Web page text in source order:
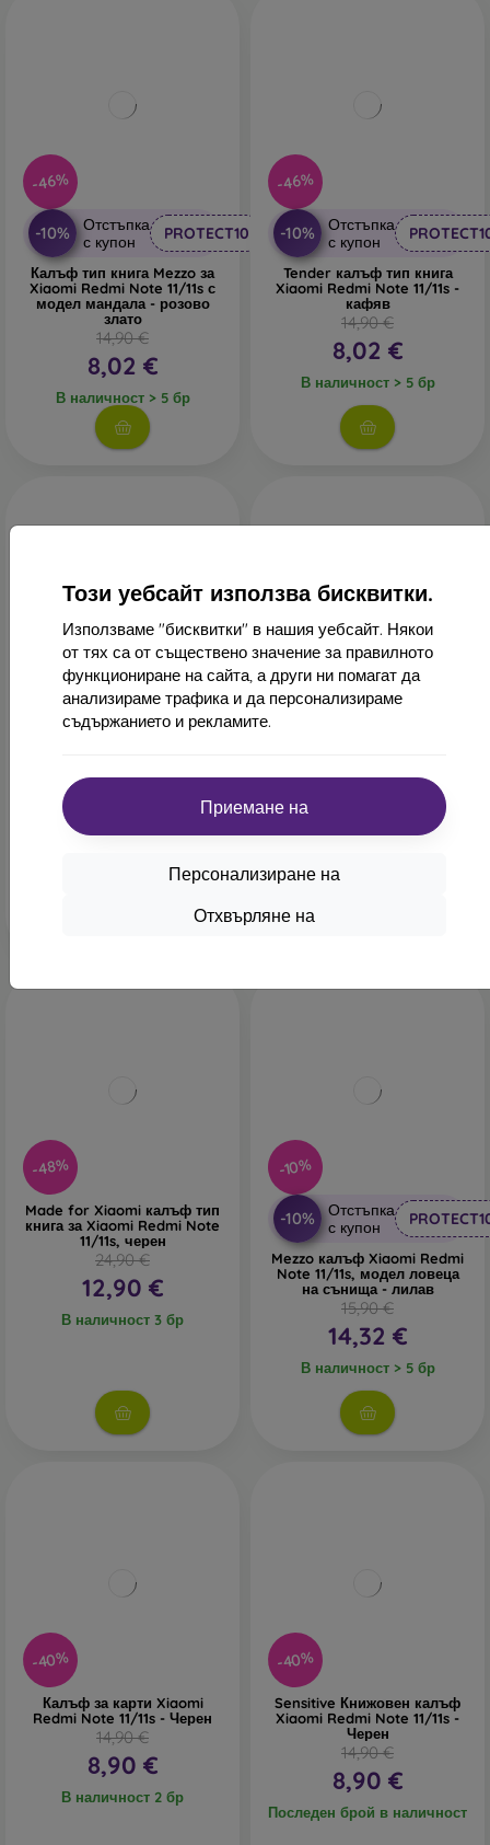
Този уебсайт използва бисквитки.
Използваме "бисквитки" в нашия уебсайт. Някои
от тях са от съществено значение за правилното
функциониране на сайта, а други ни помагат да
анализираме трафика и да персонализираме
съдържанието и рекламите.
Приемане на
Персонализиране на
Отхвърляне на
-46%
-10%
Отстъпка
с купон
PROTECT10
Калъф тип книга Mezzo за
Xiaomi Redmi Note 11/11s с
модел мандала - розово
злато
14,90 €
8,02 €
В наличност > 5 бр
-46%
-10%
Отстъпка
с купон
Tender калъф тип книга
Xiaomi Redmi Note 11/11s -
кафяв
14,90 €
8,02 €
В наличност > 5 бр
-46%
-10%
Отстъпка
с купон
PROTECT10
Xiaomi Redmi Note 11/11s -
8,02 €
В наличност 2 бр
-52%
Xiaomi Redmi Note 11,
7,10 €
В наличност 2 бр
-48%
Made for Xiaomi калъф тип
книга за Xiaomi Redmi Note
11/11s, черен
24,90 €
12,90 €
В наличност 3 бр
-10%
-10%
Отстъпка
с купон
Mezzo калъф Xiaomi Redmi
Note 11/11s, модел ловеца
на сънища - лилав
15,90 €
14,32 €
В наличност > 5 бр
-40%
Калъф за карти Xiaomi
Redmi Note 11/11s - Черен
14,90 €
8,90 €
В наличност 2 бр
-40%
Sensitive Книжовен калъф
Xiaomi Redmi Note 11/11s -
Черен
14,90 €
8,90 €
Последен брой в наличност